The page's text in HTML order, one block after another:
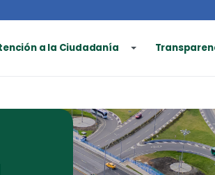
a la Ciudadanía